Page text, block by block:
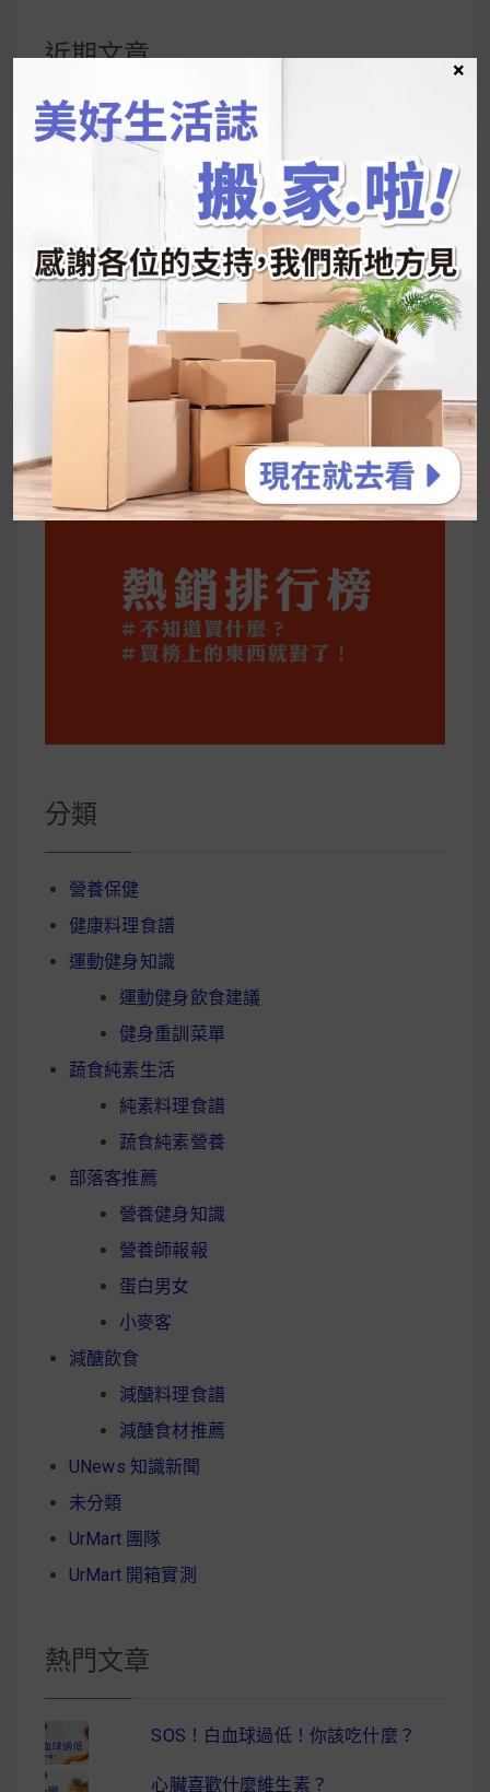
鍵
近期文章
韓國人為什麼不容易胖？
好吃的蛋白點心還有好玩的運動小遊戲！今年過
年已經等不及帶這盒跟我的親戚、朋友們一起分
享～
2026 過年禮盒推薦｜五款百元健康伴手禮
停用猛健樂後會反彈嗎？作用解析＋停藥後體重
維持全攻略
公主營養師：飲食改變也是能快樂執行的！6 個
你一定要知道的技巧
分類
營養保健
健康料理食譜
運動健身知識
運動健身飲食建議
健身重訓菜單
蔬食純素生活
純素料理食譜
蔬食純素營養
部落客推薦
營養健身知識
營養師報報
蛋白男女
小麥客
減醣飲食
減醣料理食譜
減醣食材推薦
UNews 知識新聞
未分類
UrMart 團隊
UrMart 開箱實測
熱門文章
SOS！白血球過低！你該吃什麼？
心臟喜歡什麼維生素？
×